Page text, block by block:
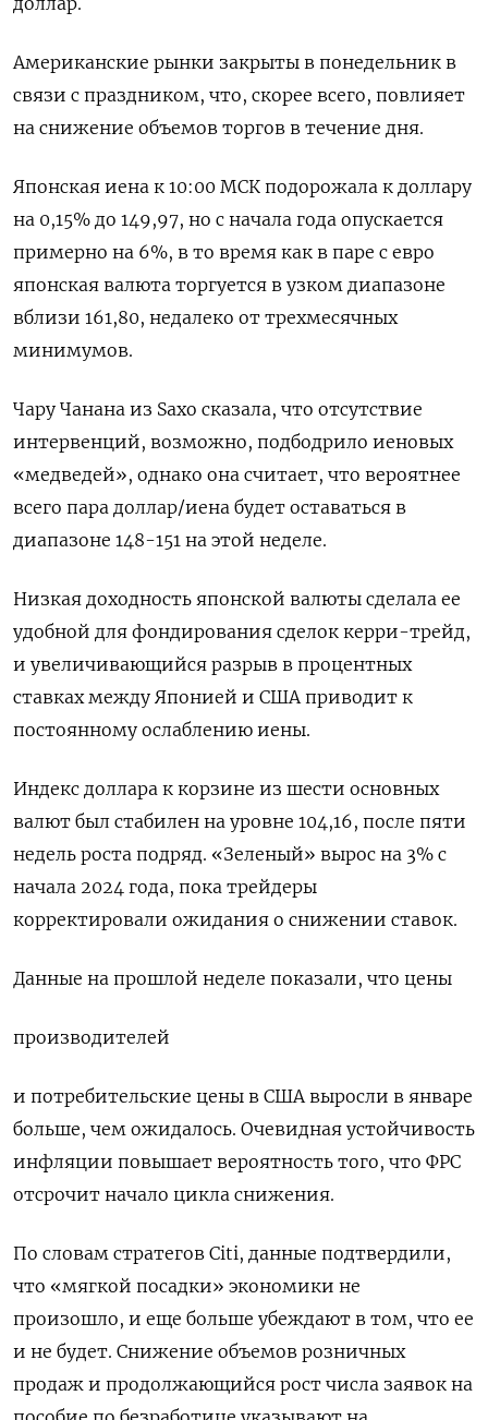
Американские рынки закрыты в понедельник в
связи с праздником, что, скорее всего, повлияет
на снижение объемов торгов в течение дня.
Японская иена к 10:00 МСК подорожала к доллару
на 0,15%​ до 149,97, но с начала года опускается
примерно на 6%, в то время как в паре с евро
японская валюта торгуется в узком диапазоне
вблизи 161,80, недалеко от трехмесячных
минимумов.
Чару Чанана из Saxo сказала, что отсутствие
интервенций, возможно, подбодрило иеновых
«медведей», однако она считает, что вероятнее
всего пара доллар/иена будет оставаться в
диапазоне 148-151 на этой неделе.
Низкая доходность японской валюты сделала ее
удобной для фондирования сделок керри-трейд,
и увеличивающийся разрыв в процентных
ставках между Японией и США приводит к
постоянному ослаблению иены.
Индекс доллара к корзине из шести основных
валют был стабилен на уровне 104,16​, после пяти
недель роста подряд. «Зеленый» вырос на 3% с
начала 2024 года, пока трейдеры
корректировали ожидания о снижении ставок.
Данные на прошлой неделе показали, что цены
производителей
и потребительские цены в США выросли в январе
больше, чем ожидалось. Очевидная устойчивость
инфляции повышает вероятность того, что ФРС
отсрочит начало цикла снижения.
По словам стратегов Citi, данные подтвердили,
что «мягкой посадки» экономики не
произошло, и еще больше убеждают в том, что ее
и не будет. Снижение объемов розничных
продаж и продолжающийся рост числа заявок на